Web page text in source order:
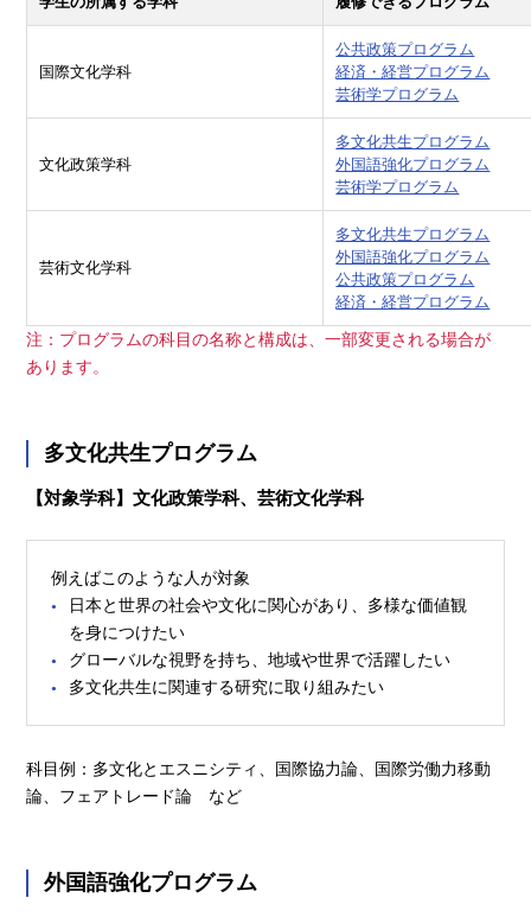
国際文化学科
公共政策プログラム
経済・経営プログラム
芸術学プログラム
文化政策学科
多文化共生プログラム
外国語強化プログラム
芸術学プログラム
芸術文化学科
多文化共生プログラム
外国語強化プログラム
公共政策プログラム
経済・経営プログラム
注：プログラムの科目の名称と構成は、一部変更される場合が
あります。
多文化共生プログラム
【対象学科】文化政策学科、芸術文化学科
例えばこのような人が対象
日本と世界の社会や文化に関心があり、多様な価値観
を身につけたい
グローバルな視野を持ち、地域や世界で活躍したい
多文化共生に関連する研究に取り組みたい
科目例：多文化とエスニシティ、国際協力論、国際労働力移動
論、フェアトレード論 など
外国語強化プログラム